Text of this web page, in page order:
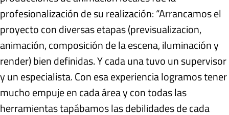
profesionalización de su realización: “Arrancamos el
proyecto con diversas etapas (previsualizacion,
animación, composición de la escena, iluminación y
render) bien definidas. Y cada una tuvo un supervisor
y un especialista. Con esa experiencia logramos tener
mucho empuje en cada área y con todas las
herramientas tapábamos las debilidades de cada